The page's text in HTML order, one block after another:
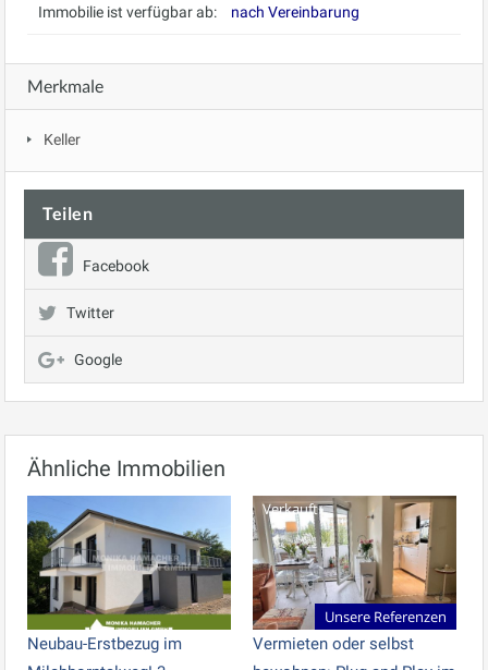
Immobilie ist verfügbar ab: nach Vereinbarung
Merkmale
Keller
Teilen
Facebook
Twitter
Google
Ähnliche Immobilien
Neubau-Erstbezug im
Verkauft
Unsere Referenzen
Vermieten oder selbst